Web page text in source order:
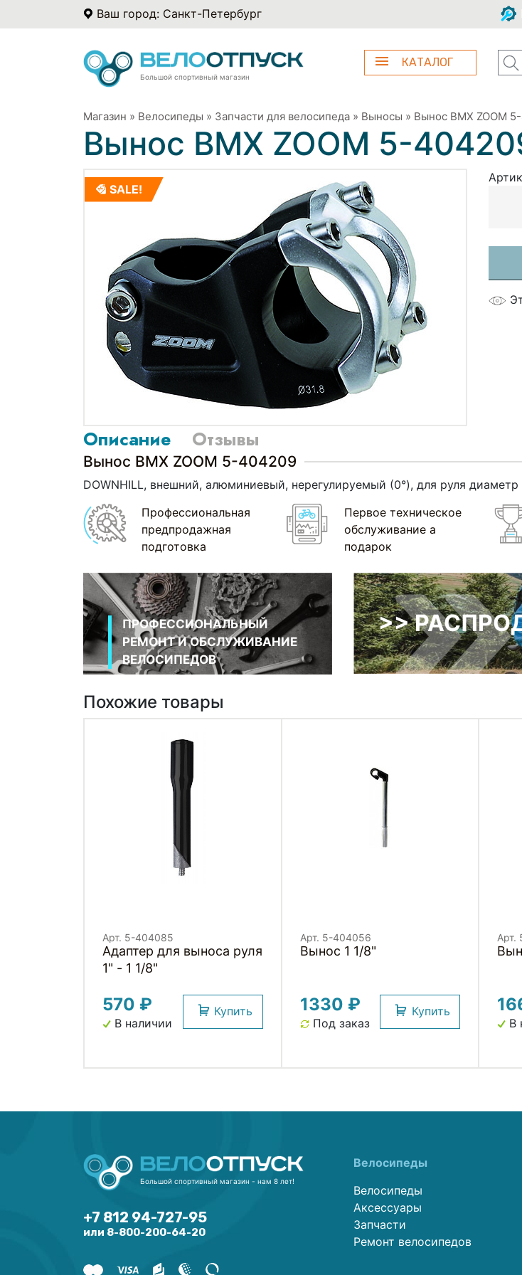
Ваш город: Санкт-Петербург
Большой спортивный магазин
КАТАЛОГ
Магазин » Велосипеды » Запчасти для велосипеда » Выносы » Вынос BMX ZOOM
Вынос BMX ZOOM 5-
SALE!
Описание Отзывы
Вынос BMX ZOOM 5-404209
DOWNHILL, внешний, алюминиевый, нерегулируемый (0°), для руля
Профессиональная
предпродажная
подготовка
Первое техническое
обслуживание а
подарок
ПРОФЕССИОНАЛЬНЫЙ
РЕМОНТ И ОБСЛУЖИВАНИЕ
ВЕЛОСИПЕДОВ
>>
Похожие товары
Арт. 5-404085
Адаптер для выноса руля
1" - 1 1/8"
570 ₽
В наличии
Купить
Арт. 5-404056
Вынос 1 1/8"
1330 ₽
Под заказ
Купить
Арт.
В
Большой спортивный магазин - нам 8 лет!
+7 812 94-727-95
или 8-800-200-64-20
Велосипеды
Велосипеды
Аксессуары
Запчасти
Ремонт велосипедов